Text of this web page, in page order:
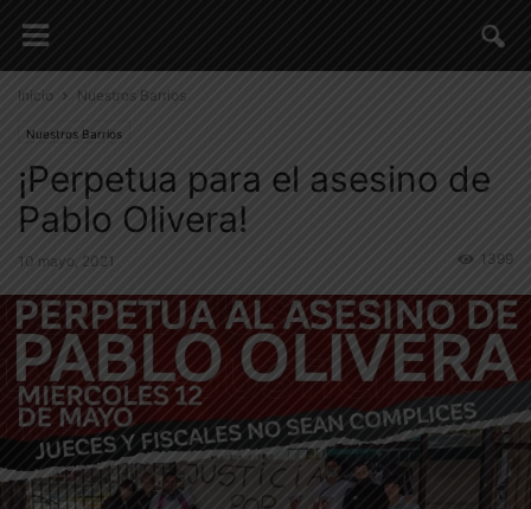
Inicio Nuestros Barrios
Nuestros Barrios
¡Perpetua para el asesino de
Pablo Olivera!
10 mayo, 2021 1399